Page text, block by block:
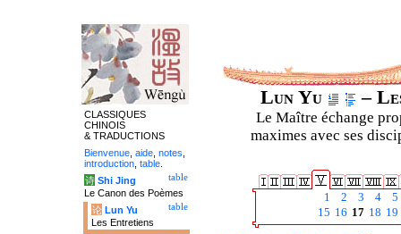
Lun Yu –
Le Maître échange
maximes avec ses
1 2 3 4
5
15 16 17 18 19
CLASSIQUES
CHINOIS
& TRADUCTIONS
Bienvenue aide notes
introduction table
table
诗 Shi Jing
Le Canon des Poèmes
table
论 Lun Yu
Les Entretiens